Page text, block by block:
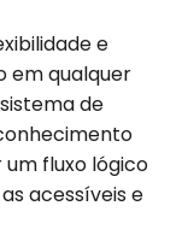
e
em qualquer
de
fluxo lógico
acessíveis e